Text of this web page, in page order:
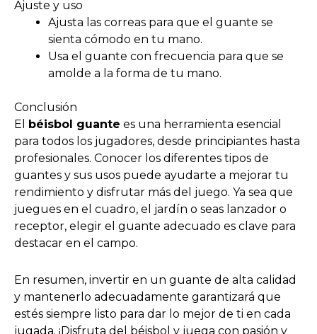
Ajuste y uso
Ajusta las correas para que el guante se
sienta cómodo en tu mano.
Usa el guante con frecuencia para que se
amolde a la forma de tu mano.
Conclusión
El béisbol guante es una herramienta esencial
para todos los jugadores, desde principiantes hasta
profesionales. Conocer los diferentes tipos de
guantes y sus usos puede ayudarte a mejorar tu
rendimiento y disfrutar más del juego. Ya sea que
juegues en el cuadro, el jardín o seas lanzador o
receptor, elegir el guante adecuado es clave para
destacar en el campo.
En resumen, invertir en un guante de alta calidad
y mantenerlo adecuadamente garantizará que
estés siempre listo para dar lo mejor de ti en cada
jugada. ¡Disfruta del béisbol y juega con pasión y